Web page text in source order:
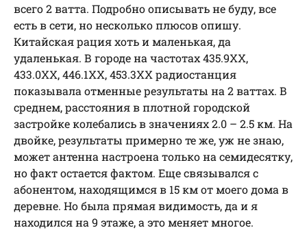
всего 2 ватта. Подробно описывать не буду, все
есть в сети, но несколько плюсов опишу.
Китайская рация хоть и маленькая, да
удаленькая. В городе на частотах 435.9ХХ,
433.0ХХ, 446.1ХХ, 453.3ХХ радиостанция
показывала отменные результаты на 2 ваттах. В
среднем, расстояния в плотной городской
застройке колебались в значениях 2.0 – 2.5 км. На
двойке, результаты примерно те же, уж не знаю,
может антенна настроена только на семидесятку,
но факт остается фактом. Еще связывался с
абонентом, находящимся в 15 км от моего дома в
деревне. Но была прямая видимость, да и я
находился на 9 этаже, а это меняет многое.